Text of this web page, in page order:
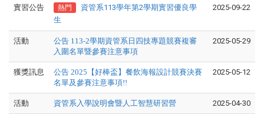
實習公告 熱門
資管系113學年第2學期實習優良學
生
2025-09-22
活動
公告 113-2學期資管系日四技專題競賽複審
入圍名單暨參賽注意事項
2025-05-29
獲獎訊息
公告 2025【好棒盃】餐飲海報設計競賽決賽
名單及參賽注意事項!!
2025-05-12
活動 資管系入學說明會暨人工智慧研習營 2025-04-30